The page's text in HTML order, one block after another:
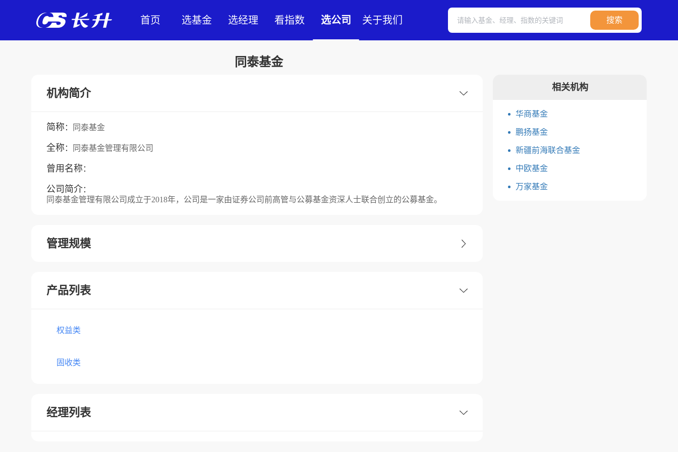
首页 选基金 选经理 看指数 选公司 关于我们 搜索
同泰基金
机构简介
简称 ： 同泰基金
全称 ： 同泰基金管理有限公司
曾用名称 ：
公司简介：
同泰基金管理有限公司成立于2018年，公司是一家由证券公司前高管与公募基金资深人士联合创立的公募基金。
管理规模
产品列表
权益类
固收类
经理列表
相关机构
华商基金
鹏扬基金
新疆前海联合基金
中欧基金
万家基金